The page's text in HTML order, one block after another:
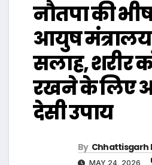
नौतपा की
आयुष
सलाह, शरीर
रखने के लिए
देसी उपाय
By Chhattisgarh
MAY 24, 2026